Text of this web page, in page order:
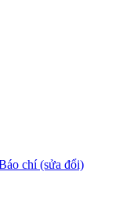
chí (sửa đổi)